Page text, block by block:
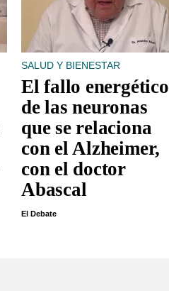
SALUD Y BIENESTAR
El fallo energético
de las neuronas
que se relaciona
con el Alzheimer,
con el doctor
Abascal
El Debate